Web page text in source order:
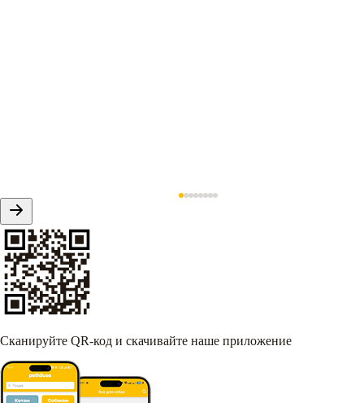
Сканируйте QR-код и скачивайте наше приложение